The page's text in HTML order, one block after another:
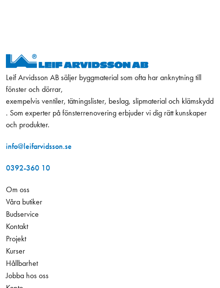
Leif Arvidsson AB säljer byggmaterial som ofta har anknytning till
fönster och dörrar,
exempelvis ventiler, tätningslister, beslag, slipmaterial och klämskydd
. Som experter på fönsterrenovering erbjuder vi dig rätt kunskaper
och produkter.
info@leifarvidsson.se
0392-360 10
Om oss
Våra butiker
Budservice
Kontakt
Projekt
Kurser
Hållbarhet
Jobba hos oss